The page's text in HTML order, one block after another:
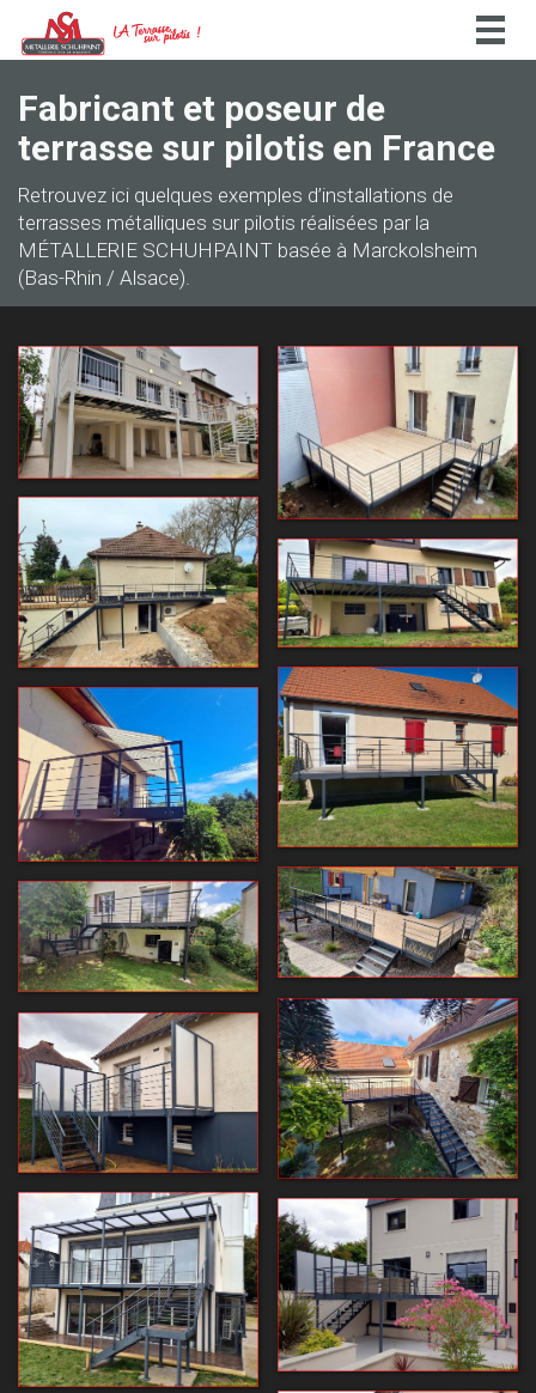
Fabricant et poseur de
terrasse sur pilotis en France
Retrouvez ici quelques exemples d’installations de
terrasses métalliques sur pilotis réalisées par la
MÉTALLERIE SCHUHPAINT basée à Marckolsheim
(Bas-Rhin / Alsace).